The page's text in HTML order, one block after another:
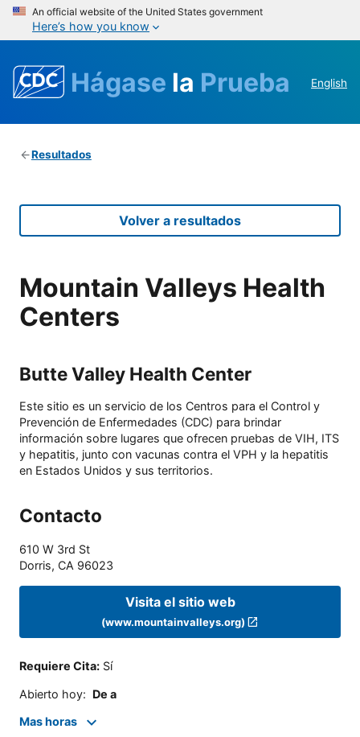
An official website of the United States government
Here’s how you know
Hágase la Prueba English
Resultados
Volver a resultados
Mountain Valleys Health
Centers
Butte Valley Health Center
Este sitio es un servicio de los Centros para el Control y
Prevención de Enfermedades (CDC) para brindar
información sobre lugares que ofrecen pruebas de VIH, ITS
y hepatitis, junto con vacunas contra el VPH y la hepatitis
en Estados Unidos y sus territorios.
Contacto
610 W 3rd St
Dorris, CA 96023
Visita el sitio web
(www.mountainvalleys.org)
Requiere Cita: Sí
Abierto hoy: De a
Mas horas